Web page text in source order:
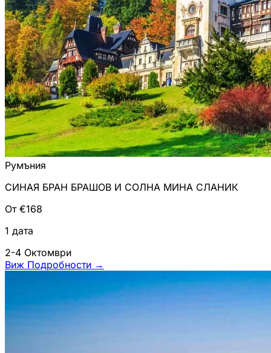
Румъния
СИНАЯ БРАН БРАШОВ И СОЛНА МИНА СЛАНИК
От €168
1 дата
2-4 Октомври
Виж Подробности →